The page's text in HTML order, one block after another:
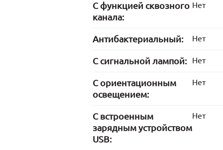
С функцией сквозного
канала:
Нет
Антибактериальный: Нет
С сигнальной лампой: Нет
С ориентационным
освещением:
Нет
С встроенным
зарядным устройством
USB:
Нет